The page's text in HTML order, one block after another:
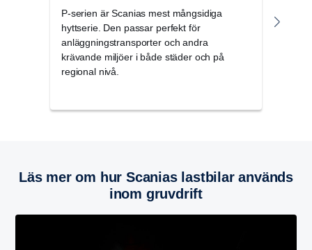
P-serien är Scanias mest mångsidiga
hyttserie. Den passar perfekt för
anläggningstransporter och andra
krävande miljöer i både städer och på
regional nivå.
Läs mer om hur Scanias lastbilar används
inom gruvdrift